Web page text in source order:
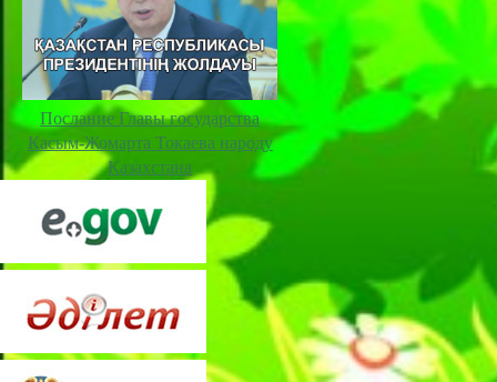
Послание Главы государства
Касым-Жомарта Токаева народу
Казахстана